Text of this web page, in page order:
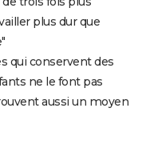
plus dur que
qui conservent des
ne le font pas
aussi un moyen